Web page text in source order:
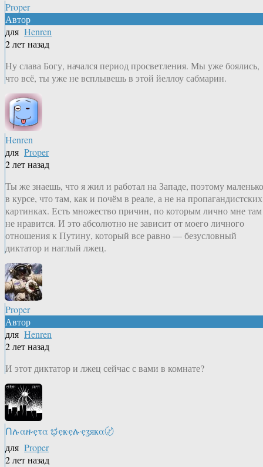
Proper
Автор
для Henren
2 лет назад
Ну слава Богу, начался период просветления. Мы уже боялись,
что всё, ты уже не всплывешь в этой йеллоу сабмарин.
Henren
для Proper
2 лет назад
Ты же знаешь, что я жил и работал на Западе, поэтому маленько
в курсе, что там, как и почём в реале, а не на пропагандистских
картинках. Есть множество причин, по которым лично мне там
не нравится. И это абсолютно не зависит от моего личного
отношения к Путину, который все равно — безусловный
диктатор и наглый лжец.
Proper
Автор
для Henren
2 лет назад
И этот диктатор и лжец сейчас с вами в комнате?
Ոሉαዙҿτα ಭҿҝҿሉҿʓяҝα〄
для Proper
2 лет назад